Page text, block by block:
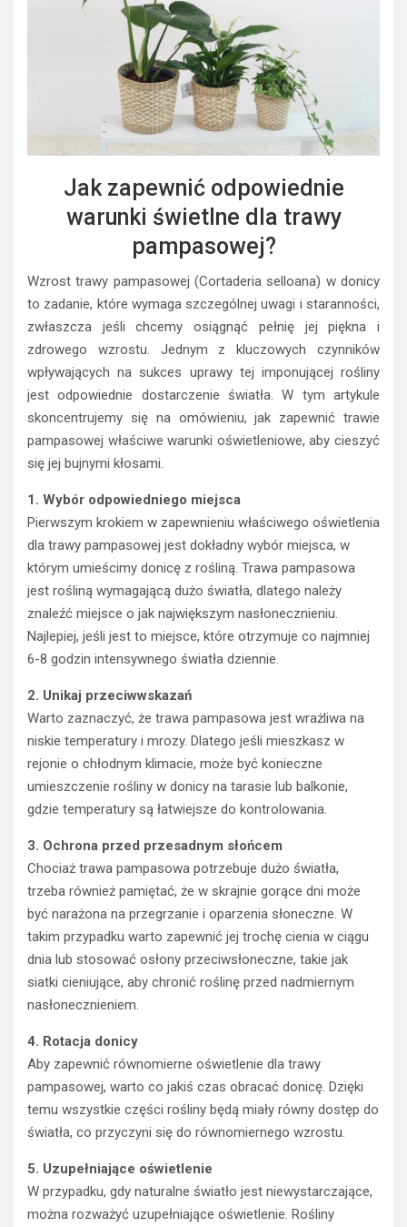
Jak zapewnić odpowiednie
warunki świetlne dla trawy
pampasowej?
Wzrost trawy pampasowej (Cortaderia selloana) w donicy
to zadanie, które wymaga szczególnej uwagi i staranności,
zwłaszcza jeśli chcemy osiągnąć pełnię jej piękna i
zdrowego wzrostu. Jednym z kluczowych czynników
wpływających na sukces uprawy tej imponującej rośliny
jest odpowiednie dostarczenie światła. W tym artykule
skoncentrujemy się na omówieniu, jak zapewnić trawie
pampasowej właściwe warunki oświetleniowe, aby cieszyć
się jej bujnymi kłosami.
1. Wybór odpowiedniego miejsca
Pierwszym krokiem w zapewnieniu właściwego oświetlenia
dla trawy pampasowej jest dokładny wybór miejsca, w
którym umieścimy donicę z rośliną. Trawa pampasowa
jest rośliną wymagającą dużo światła, dlatego należy
znaleźć miejsce o jak największym nasłonecznieniu.
Najlepiej, jeśli jest to miejsce, które otrzymuje co najmniej
6-8 godzin intensywnego światła dziennie.
2. Unikaj przeciwwskazań
Warto zaznaczyć, że trawa pampasowa jest wrażliwa na
niskie temperatury i mrozy. Dlatego jeśli mieszkasz w
rejonie o chłodnym klimacie, może być konieczne
umieszczenie rośliny w donicy na tarasie lub balkonie,
gdzie temperatury są łatwiejsze do kontrolowania.
3. Ochrona przed przesadnym słońcem
Chociaż trawa pampasowa potrzebuje dużo światła,
trzeba również pamiętać, że w skrajnie gorące dni może
być narażona na przegrzanie i oparzenia słoneczne. W
takim przypadku warto zapewnić jej trochę cienia w ciągu
dnia lub stosować osłony przeciwsłoneczne, takie jak
siatki cieniujące, aby chronić roślinę przed nadmiernym
nasłonecznieniem.
4. Rotacja donicy
Aby zapewnić równomierne oświetlenie dla trawy
pampasowej, warto co jakiś czas obracać donicę. Dzięki
temu wszystkie części rośliny będą miały równy dostęp do
światła, co przyczyni się do równomiernego wzrostu.
5. Uzupełniające oświetlenie
W przypadku, gdy naturalne światło jest niewystarczające,
można rozważyć uzupełniające oświetlenie. Rośliny